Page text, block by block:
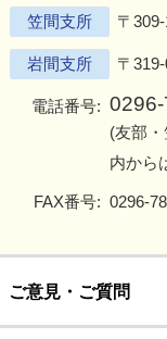
笠間支所 〒
岩間支所 〒
電話番号:
(友部
内から
FAX番号: 0296-
ご意見・ご質問